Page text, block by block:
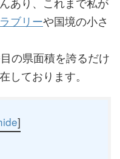
ブリーや国境の小さ
の県面積を誇るだけ
しております。
]